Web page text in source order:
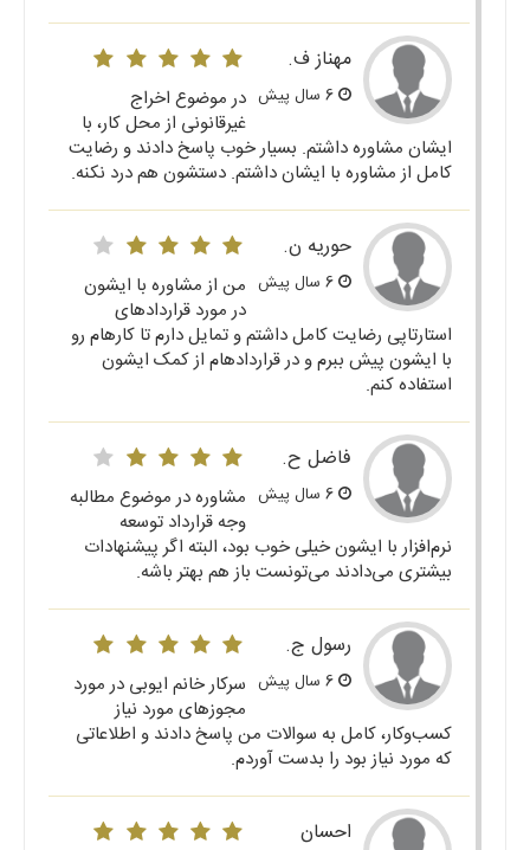
مهناز ف.
در موضوع اخراج
غیرقانونی از محل کار، با
ایشان مشاوره داشتم. بسیار خوب پاسخ دادند و رضایت
کامل از مشاوره با ایشان داشتم. دستشون هم درد نکنه.
حوریه ن.
من از مشاوره با ایشون
در مورد قراردادهای
استارتاپی رضایت کامل داشتم و تمایل دارم تا کارهام رو
با ایشون پیش ببرم و در قراردادهام از کمک ایشون
استفاده کنم.
فاضل ح.
مشاوره در موضوع مطالبه
وجه قرارداد توسعه
نرم‌افزار با ایشون خیلی خوب بود، البته اگر پیشنهادات
بیشتری می‌دادند می‌تونست باز هم بهتر باشه.
رسول ج.
سرکار خانم ایوبی در مورد
مجوزهای مورد نیاز
کسب‌وکار، کامل به سوالات من پاسخ دادند و اطلاعاتی
که مورد نیاز بود را بدست آوردم.
احسان